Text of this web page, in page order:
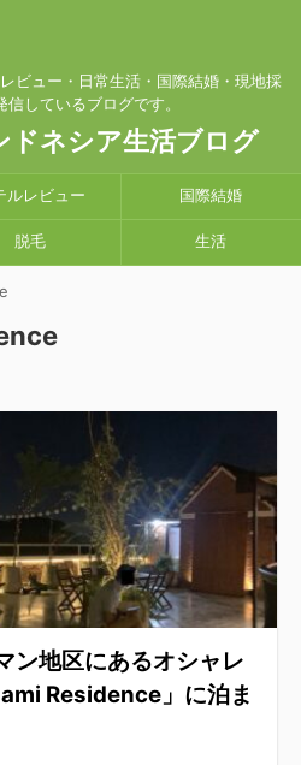
ビュー・日常生活・国際結婚・現地採
しているブログです。
ネシア生活ブログ
ルレビュー 国際結婚
脱毛 生活
ン地区にあるオシャレ
Residence」に泊ま